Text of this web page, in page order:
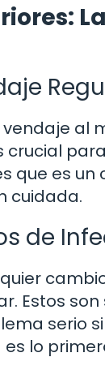
al
que es
cuidada.
de
Estos
serio
lo